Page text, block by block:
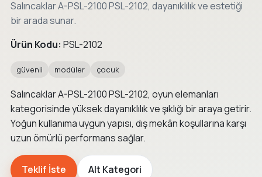
Salıncaklar A-PSL-2100 PSL-2102, dayanıklılık ve estetiği
bir arada sunar.
Ürün Kodu: PSL-2102
güvenli modüler çocuk
Salıncaklar A-PSL-2100 PSL-2102, oyun elemanları
kategorisinde yüksek dayanıklılık ve şıklığı bir araya getirir.
Yoğun kullanıma uygun yapısı, dış mekân koşullarına karşı
uzun ömürlü performans sağlar.
Teklif İste Alt Kategori